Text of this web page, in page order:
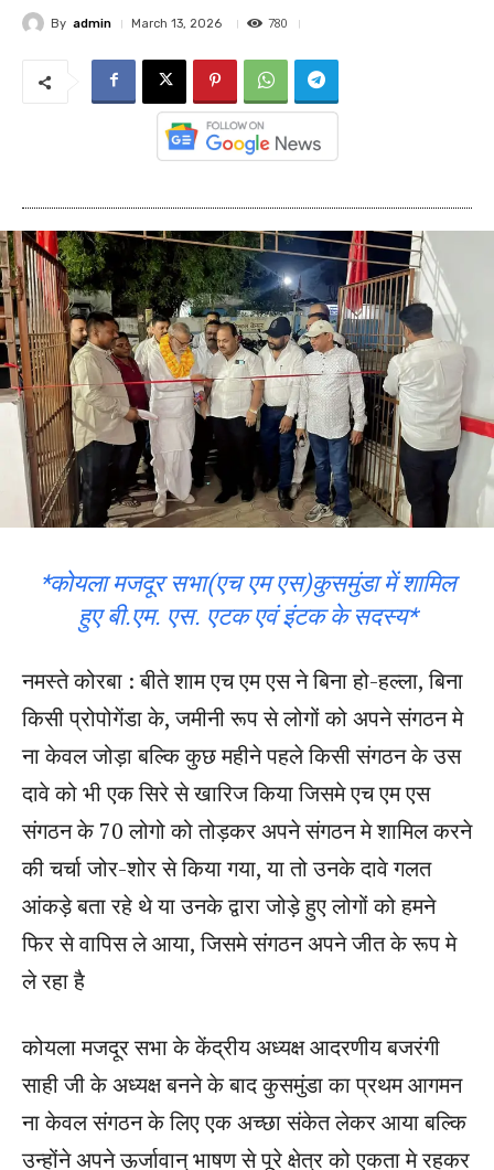
By admin March 13, 2026 780
*कोयला मजदूर सभा(एच एम एस)कुसमुंडा में शामिल
हुए बी.एम. एस. एटक एवं इंटक के सदस्य*
नमस्ते कोरबा : बीते शाम एच एम एस ने बिना हो-हल्ला, बिना
किसी प्रोपोगेंडा के, जमीनी रूप से लोगों को अपने संगठन मे
ना केवल जोड़ा बल्कि कुछ महीने पहले किसी संगठन के उस
दावे को भी एक सिरे से खारिज किया जिसमे एच एम एस
संगठन के 70 लोगो को तोड़कर अपने संगठन मे शामिल करने
की चर्चा जोर-शोर से किया गया, या तो उनके दावे गलत
आंकड़े बता रहे थे या उनके द्वारा जोड़े हुए लोगों को हमने
फिर से वापिस ले आया, जिसमे संगठन अपने जीत के रूप मे
ले रहा है
कोयला मजदूर सभा के केंद्रीय अध्यक्ष आदरणीय बजरंगी
साही जी के अध्यक्ष बनने के बाद कुसमुंडा का प्रथम आगमन
ना केवल संगठन के लिए एक अच्छा संकेत लेकर आया बल्कि
उन्होंने अपने ऊर्जावान् भाषण से पूरे क्षेत्र को एकता मे रहकर